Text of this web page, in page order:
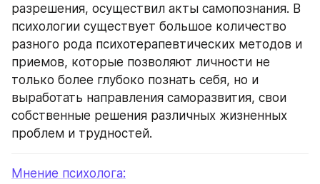
разрешения, осуществил акты самопознания. В
психологии существует большое количество
разного рода психотерапевтических методов и
приемов, которые позволяют личности не
только более глубоко познать себя, но и
выработать направления саморазвития, свои
собственные решения различных жизненных
проблем и трудностей.
Мнение психолога: